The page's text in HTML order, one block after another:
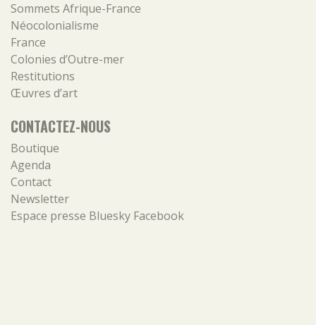
Sommets Afrique-France
Néocolonialisme
France
Colonies d’Outre-mer
Restitutions
Œuvres d’art
CONTACTEZ-NOUS
Boutique
Agenda
Contact
Newsletter
Espace presse Bluesky Facebook